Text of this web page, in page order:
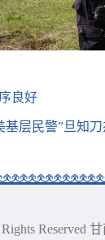
良好
层民警”旦知刀
Reserved